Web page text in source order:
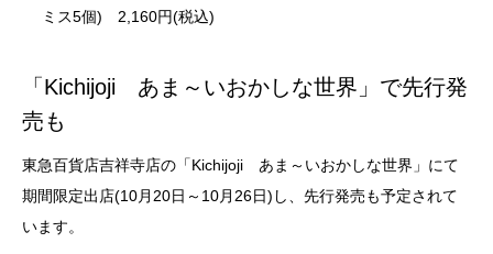
ミス5個) 2,160円(税込)
「Kichijoji あま～いおかしな世界」で先行発
売も
東急百貨店吉祥寺店の「Kichijoji あま～いおかしな世界」にて
期間限定出店(10月20日～10月26日)し、先行発売も予定されて
います。